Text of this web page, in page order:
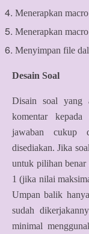
Menerapkan
Menerapkan
Menyimpan file
Desain Soal
Disain soal yang
komentar
jawaban cukup
disediakan. Jika
untuk pilihan
1 (jika nilai
Umpan balik
sudah
minimal